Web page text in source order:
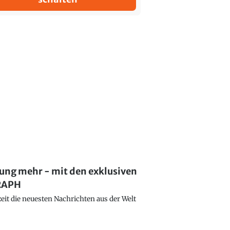
mehr - mit den exklusiven
die neuesten Nachrichten aus der Welt